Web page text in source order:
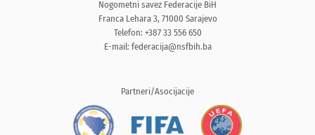
Nogometni savez Federacije BiH
Franca Lehara 3, 71000 Sarajevo
Telefon: +387 33 556 650
E-mail: federacija@nsfbih.ba
Partneri/Asocijacije